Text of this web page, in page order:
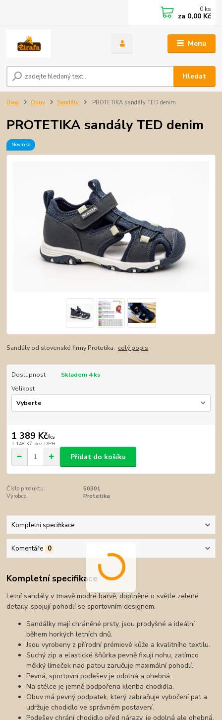
Menu
Hledat
0 ks
za 0,00 Kč
Úvod Obuv Sandály PROTETIKA sandály TED denim
PROTETIKA sandály TED denim
Novinka
Sandály od slovenské firmy Protetika. celý popis
Dostupnost
Skladem 4 ks
Velikost
1 389 Kč/ks
1 148 Kč bez DPH
Přidat do košíku
Číslo produktu:
50301
Výrobce:
Protetika
Kompletní specifikace
Komentáře 0
Kompletní specifikace
Letní sandály v tmavě modré barvě, doplněné o světle zelené
detaily, spojují pohodlí se sportovním designem.
Sandálky mají chráněné prsty, jsou prodyšné a ideální
během horkých letních dnů.
Jsou vyrobeny z přírodní prémiové kůže a kvalitního textilu.
Suchý zip a elastické šňůrka pevně fixují nohu, zatímco
měkký límeček nad patou zaručuje maximální pohodlí.
Pevná, sportovní podešev je odolná a ohebná.
Na stélce je jemně podpořena klenba chodidla.
Obuv má pevný podpatek, který zabraňuje vybočení pat a
udržuje chodidlo ve správném postavení.
Podešev chrání chodidlo před nárazy, je odolná ale ohebná.